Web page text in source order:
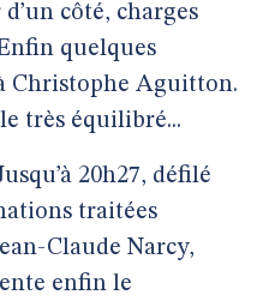
côté, charges
quelques
Christophe Aguitton.
très équilibré...
20h27, défilé
traitées
Claude Narcy,
enfin le